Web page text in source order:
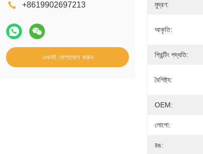
+8619902697213
এখনই যোগাযোগ করুন
মুদ্রণ:
আকৃতি:
প্রিন্টিং পদ্ধতি:
বৈশিষ্ট্য:
OEM:
লোগো:
রঙ: